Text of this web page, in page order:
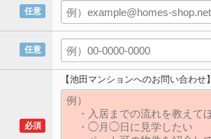
任意
任意
必須
【池田マンションへのお問い合わせ】